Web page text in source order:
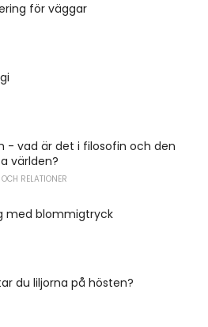
för väggar
- vad är det i filosofin och den
världen?
RELATIONER
med blommigtryck
du liljorna på hösten?